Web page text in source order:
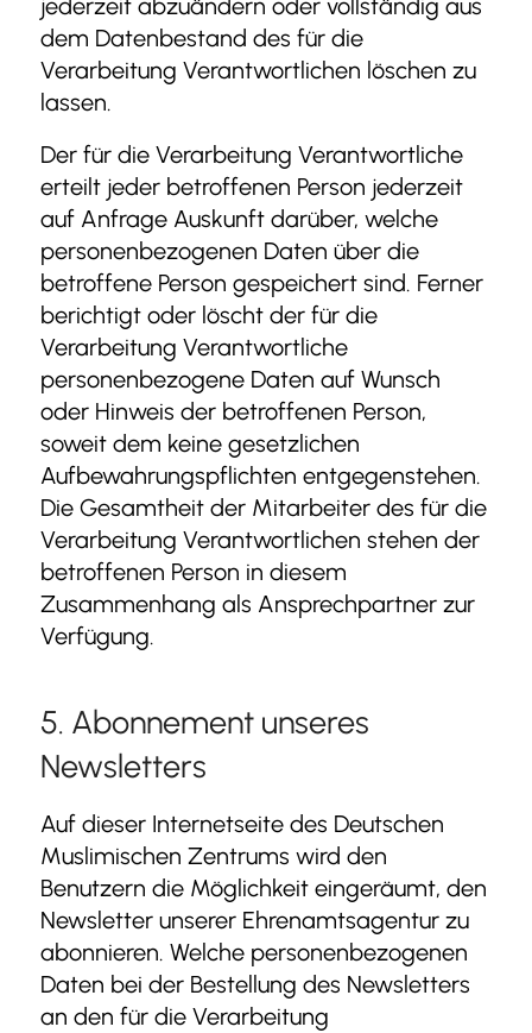
dem Datenbestand des für die
Verarbeitung Verantwortlichen löschen zu
lassen.
Der für die Verarbeitung Verantwortliche
erteilt jeder betroffenen Person jederzeit
auf Anfrage Auskunft darüber, welche
personenbezogenen Daten über die
betroffene Person gespeichert sind. Ferner
berichtigt oder löscht der für die
Verarbeitung Verantwortliche
personenbezogene Daten auf Wunsch
oder Hinweis der betroffenen Person,
soweit dem keine gesetzlichen
Aufbewahrungspflichten entgegenstehen.
Die Gesamtheit der Mitarbeiter des für die
Verarbeitung Verantwortlichen stehen der
betroffenen Person in diesem
Zusammenhang als Ansprechpartner zur
Verfügung.
5. Abonnement unseres
Newsletters
Auf dieser Internetseite des Deutschen
Muslimischen Zentrums wird den
Benutzern die Möglichkeit eingeräumt, den
Newsletter unserer Ehrenamtsagentur zu
abonnieren. Welche personenbezogenen
Daten bei der Bestellung des Newsletters
an den für die Verarbeitung